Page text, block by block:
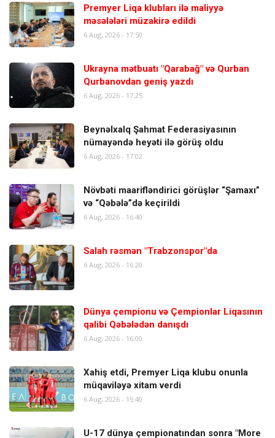
Premyer Liqa klubları ilə maliyyə
məsələləri müzakirə edildi
6 Aug, 2026 - 17:50
Ukrayna mətbuatı "Qarabağ" və Qurban
Qurbanovdan geniş yazdı
6 Aug, 2026 - 17:25
Beynəlxalq Şahmat Federasiyasının
nümayəndə heyəti ilə görüş oldu
6 Aug, 2026 - 17:02
Növbəti maarifləndirici görüşlər “Şamaxı”
və “Qəbələ”də keçirildi
6 Aug, 2026 - 16:40
Salah rəsmən "Trabzonspor"da
6 Aug, 2026 - 16:20
Dünya çempionu və Çempionlar Liqasının
qalibi Qəbələdən danışdı
6 Aug, 2026 - 16:00
Xahiş etdi, Premyer Liqa klubu onunla
müqaviləyə xitam verdi
6 Aug, 2026 - 15:40
U-17 dünya çempionatından sonra "More